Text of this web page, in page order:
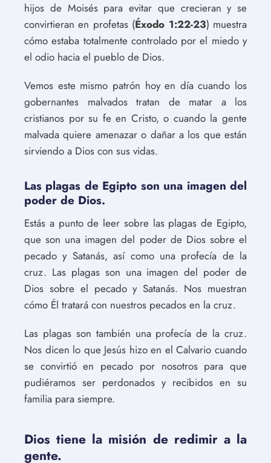
hijos de Moisés para evitar que crecieran y se
convirtieran en profetas (Éxodo 1:22-23) muestra
cómo estaba totalmente controlado por el miedo y
el odio hacia el pueblo de Dios.
Vemos este mismo patrón hoy en día cuando los
gobernantes malvados tratan de matar a los
cristianos por su fe en Cristo, o cuando la gente
malvada quiere amenazar o dañar a los que están
sirviendo a Dios con sus vidas.
Las plagas de Egipto son una imagen del
poder de Dios.
Estás a punto de leer sobre las plagas de Egipto,
que son una imagen del poder de Dios sobre el
pecado y Satanás, así como una profecía de la
cruz. Las plagas son una imagen del poder de
Dios sobre el pecado y Satanás. Nos muestran
cómo Él tratará con nuestros pecados en la cruz.
Las plagas son también una profecía de la cruz.
Nos dicen lo que Jesús hizo en el Calvario cuando
se convirtió en pecado por nosotros para que
pudiéramos ser perdonados y recibidos en su
familia para siempre.
Dios tiene la misión de redimir a la
gente.